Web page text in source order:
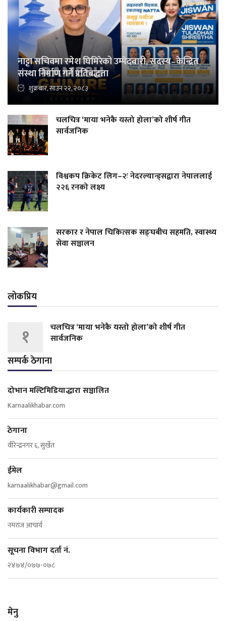
नाट्टा सचिवमा रमेश घिमिरेको उम्मेदवारी, सदस्य–केन्द्रित
संस्था निर्माण गर्ने प्रतिबद्धता
शुक्रबार, साउन २२, २०८३
चलचित्र ‘माया भनेकै यस्तो होला’को शीर्ष गीत
सार्वजनिक
विश्वकप क्रिकेट लिग–२ः नेदरल्यान्ड्सद्वारा नेपाललाई
२२६ रनको लक्ष्य
सरकार र नेपाल चिकित्सक सङ्घबीच सहमति, स्वास्थ्य
सेवा सञ्चालन
लोकप्रिय
१
चलचित्र ‘माया भनेकै यस्तो होला’को शीर्ष गीत
सार्वजनिक
सम्पर्क ठेगाना
दोभान मल्टिमिडियाद्धारा सञ्चालित
Karnaalikhabar.com
ठेगाना
वीरेन्द्रनगर ६, सुर्खेत
ईमेल
karnaalikhabar@gmail.com
कार्यकारी सम्पादक
नमराज आचार्य
सूचना विभाग दर्ता नं.
२४७४/०७७-०७८
मेनु